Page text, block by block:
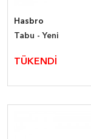
Hasbro
Tabu - Yeni
TÜKENDİ